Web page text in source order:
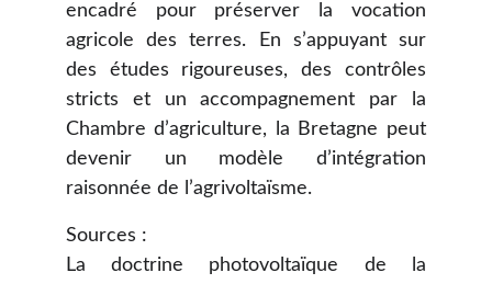
encadré pour préserver la vocation
agricole des terres. En s’appuyant sur
des études rigoureuses, des contrôles
stricts et un accompagnement par la
Chambre d’agriculture, la Bretagne peut
devenir un modèle d’intégration
raisonnée de l’agrivoltaïsme.
Sources :
La doctrine photovoltaïque de la